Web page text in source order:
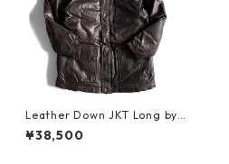
Leather Down JKT Long by
Eddie Bauer
¥38,500